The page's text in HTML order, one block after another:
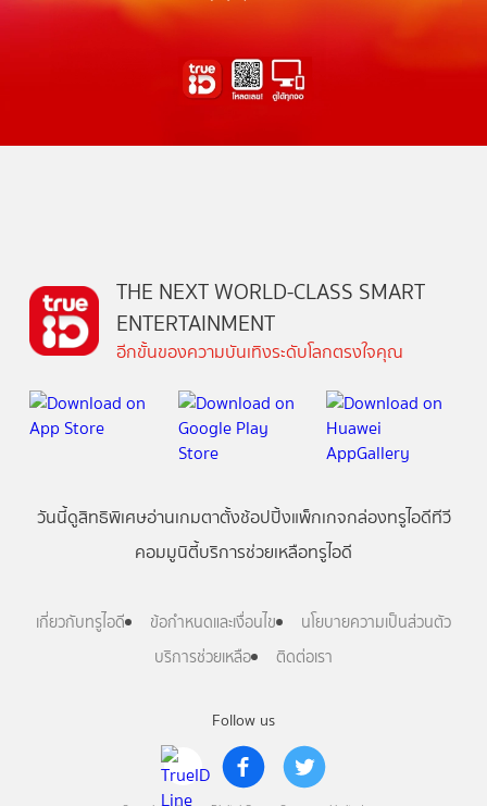
Follow us
THE NEXT WORLD-CLASS SMART
ENTERTAINMENT
อีกขั้นของความบันเทิงระดับโลกตรงใจคุณ
วันนี้ดูสิทธิพิเศษอ่านเกมตาตั้งช้อปปิ้งแพ็กเกจกล่องทรูไอดีทีวี
คอมมูนิตี้บริการช่วยเหลือทรูไอดี
เกี่ยวกับทรูไอดี ข้อกำหนดและเงื่อนไข
นโยบายความเป็นส่วนตัว
บริการช่วยเหลือ
ติดต่อเรา